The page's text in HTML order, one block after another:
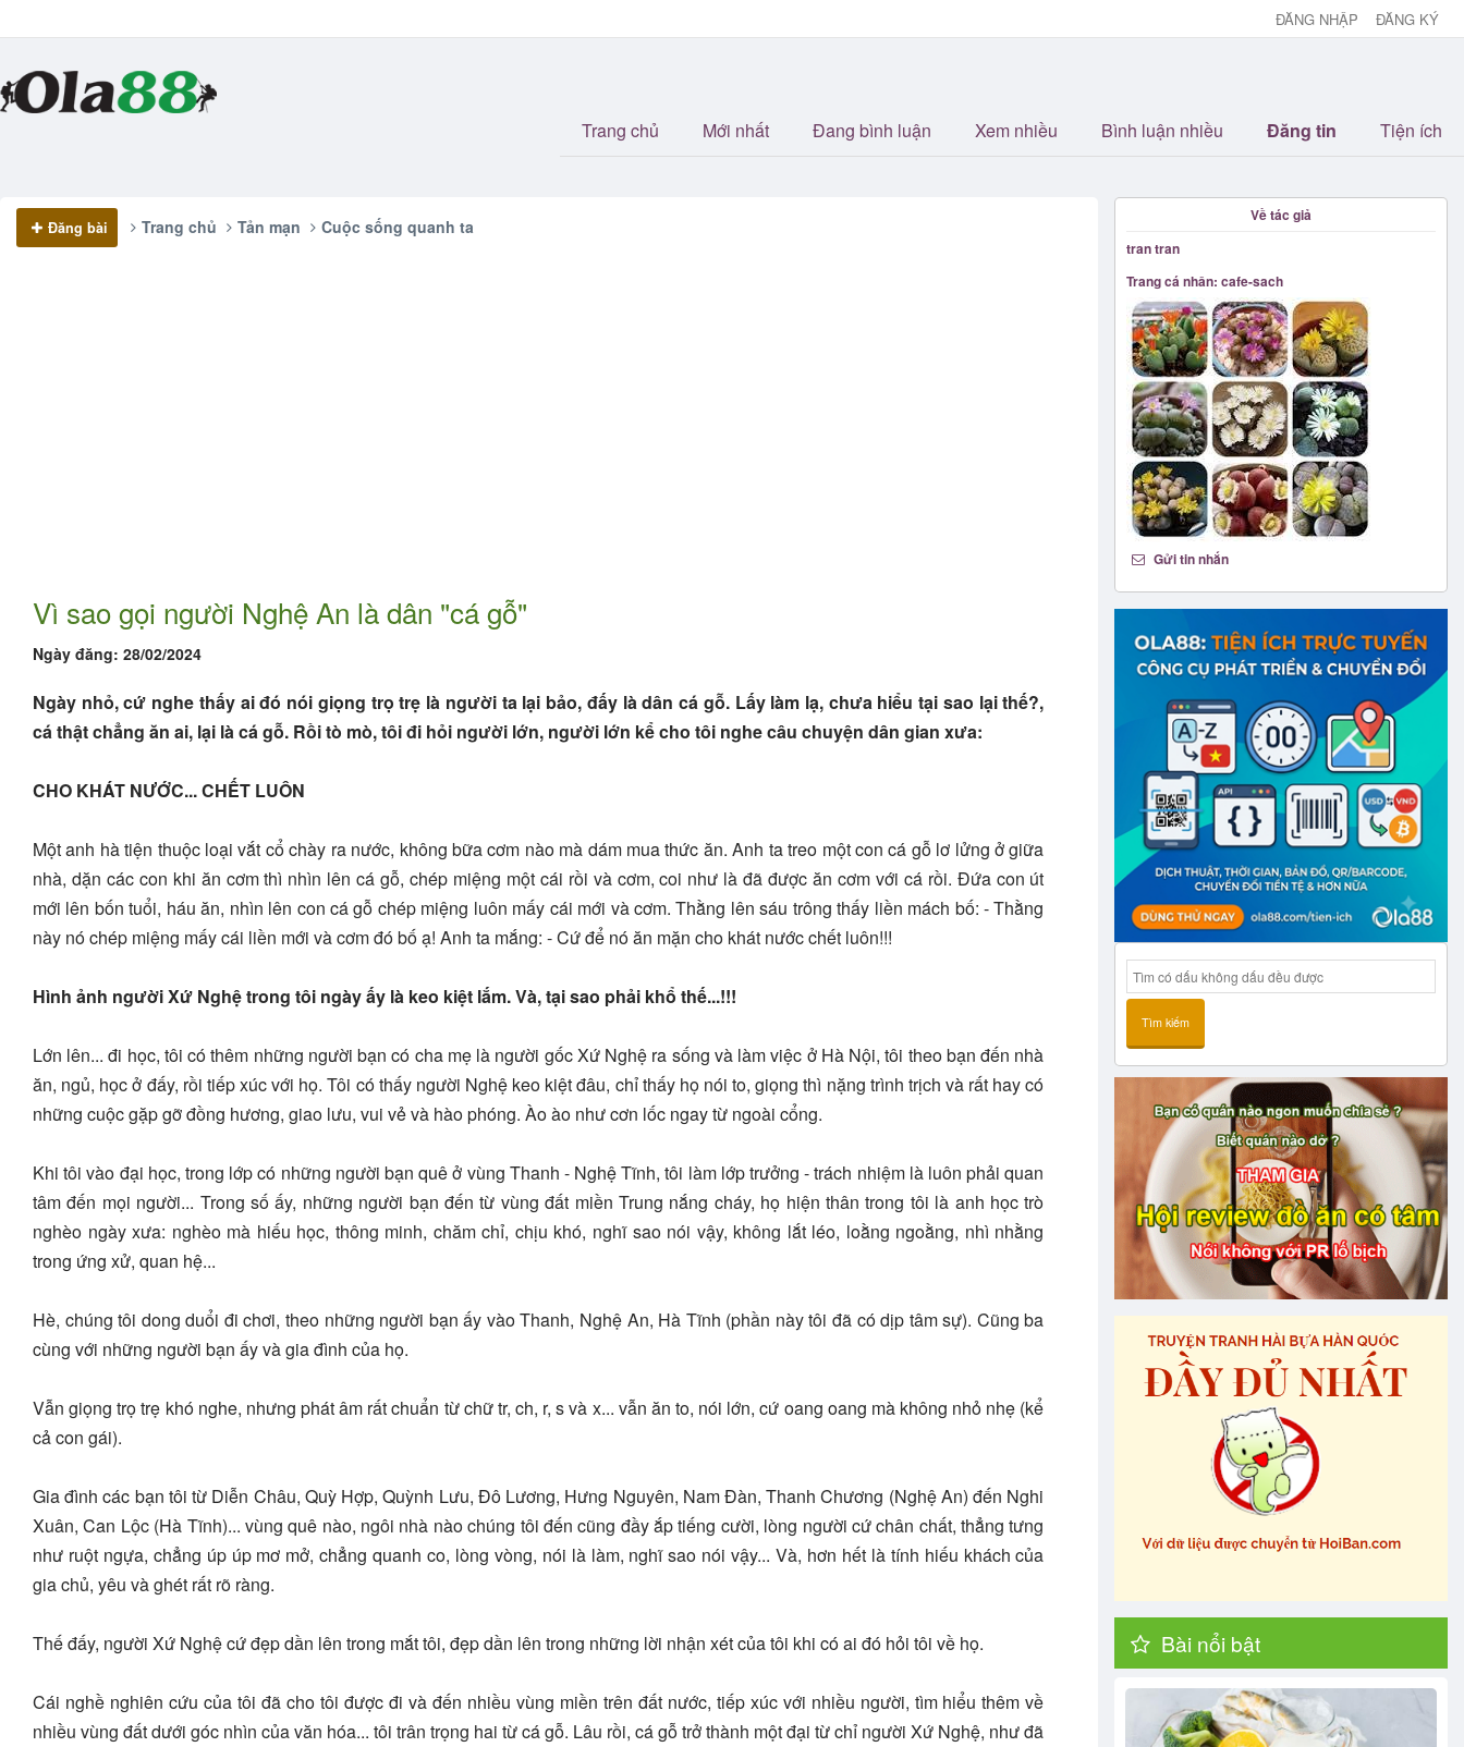
ĐĂNG NHẬP ĐĂNG KÝ
Trang chủ Mới nhất Đang bình luận Xem nhiều Bình luận nhiều Đăng tin Tiện ích
Đăng bài Trang chủ Tản mạn Cuộc sống quanh ta
Vì sao gọi người Nghệ An là dân "cá gỗ"
Ngày đăng: 28/02/2024
Ngày nhỏ, cứ nghe thấy ai đó nói giọng trọ trẹ là người ta lại bảo, đấy là dân cá gỗ. Lấy làm lạ, chưa hiểu tại sao lại thế?,
cá thật chẳng ăn ai, lại là cá gỗ. Rồi tò mò, tôi đi hỏi người lớn, người lớn kể cho tôi nghe câu chuyện dân gian xưa:
CHO KHÁT NƯỚC... CHẾT LUÔN
Một anh hà tiện thuộc loại vắt cổ chày ra nước, không bữa cơm nào mà dám mua thức ăn. Anh ta treo một con cá gỗ lơ lửng ở giữa
nhà, dặn các con khi ăn cơm thì nhìn lên cá gỗ, chép miệng một cái rồi và cơm, coi như là đã được ăn cơm với cá rồi. Đứa con út
mới lên bốn tuổi, háu ăn, nhìn lên con cá gỗ chép miệng luôn mấy cái mới và cơm. Thằng lên sáu trông thấy liền mách bố: - Thằng
này nó chép miệng mấy cái liền mới và cơm đó bố ạ! Anh ta mắng: - Cứ để nó ăn mặn cho khát nước chết luôn!!!
Hình ảnh người Xứ Nghệ trong tôi ngày ấy là keo kiệt lắm. Và, tại sao phải khổ thế...!!!
Lớn lên... đi học, tôi có thêm những người bạn có cha mẹ là người gốc Xứ Nghệ ra sống và làm việc ở Hà Nội, tôi theo bạn đến nhà
ăn, ngủ, học ở đấy, rồi tiếp xúc với họ. Tôi có thấy người Nghệ keo kiệt đâu, chỉ thấy họ nói to, giọng thì nặng trình trịch và rất hay có
những cuộc gặp gỡ đồng hương, giao lưu, vui vẻ và hào phóng. Ào ào như cơn lốc ngay từ ngoài cổng.
Khi tôi vào đại học, trong lớp có những người bạn quê ở vùng Thanh - Nghệ Tĩnh, tôi làm lớp trưởng - trách nhiệm là luôn phải quan
tâm đến mọi người... Trong số ấy, những người bạn đến từ vùng đất miền Trung nắng cháy, họ hiện thân trong tôi là anh học trò
nghèo ngày xưa: nghèo mà hiếu học, thông minh, chăm chỉ, chịu khó, nghĩ sao nói vậy, không lắt léo, loằng ngoằng, nhì nhằng
trong ứng xử, quan hệ...
Hè, chúng tôi dong duổi đi chơi, theo những người bạn ấy vào Thanh, Nghệ An, Hà Tĩnh (phần này tôi đã có dịp tâm sự). Cũng ba
cùng với những người bạn ấy và gia đình của họ.
Vẫn giọng trọ trẹ khó nghe, nhưng phát âm rất chuẩn từ chữ tr, ch, r, s và x... vẫn ăn to, nói lớn, cứ oang oang mà không nhỏ nhẹ (kể
cả con gái).
Gia đình các bạn tôi từ Diễn Châu, Quỳ Hợp, Quỳnh Lưu, Đô Lương, Hưng Nguyên, Nam Đàn, Thanh Chương (Nghệ An) đến Nghi
Xuân, Can Lộc (Hà Tĩnh)... vùng quê nào, ngôi nhà nào chúng tôi đến cũng đầy ắp tiếng cười, lòng người cứ chân chất, thẳng tưng
như ruột ngựa, chẳng úp úp mơ mở, chẳng quanh co, lòng vòng, nói là làm, nghĩ sao nói vậy... Và, hơn hết là tính hiếu khách của
gia chủ, yêu và ghét rất rõ ràng.
Thế đấy, người Xứ Nghệ cứ đẹp dần lên trong mắt tôi, đẹp dần lên trong những lời nhận xét của tôi khi có ai đó hỏi tôi về họ.
Cái nghề nghiên cứu của tôi đã cho tôi được đi và đến nhiều vùng miền trên đất nước, tiếp xúc với nhiều người, tìm hiểu thêm về
nhiều vùng đất dưới góc nhìn của văn hóa... tôi trân trọng hai từ cá gỗ. Lâu rồi, cá gỗ trở thành một đại từ chỉ người Xứ Nghệ, như đã
Về tác giả
tran tran
Trang cá nhân: cafe-sach
Gửi tin nhắn
Tìm kiếm
Bài nổi bật